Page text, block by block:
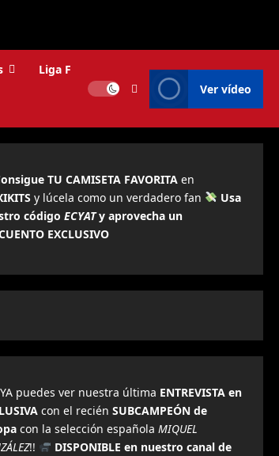
Liga F
Ver vídeo
TU CAMISETA FAVORITAen
y lúcela como un verdadero fan
Usa
código ECYATy aprovecha un
EXCLUSIVO
puedes ver nuestra última ENTREVISTA en
con el recién SUBCAMPEÓN de
con la selección española MIQUEL
!!
DISPONIBLE en nuestro canal de